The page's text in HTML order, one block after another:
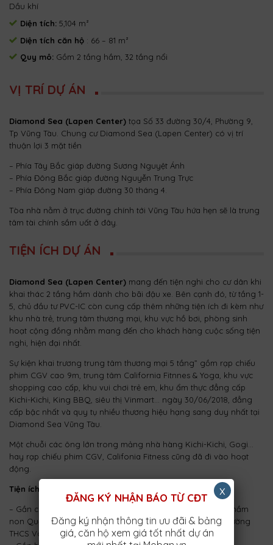
Dầu khí
Diện tích: 5,104 m²
Diện tích căn hộ : 66 – 81 m²
Quy mô: Gồm 2 tầng hầm, 32 tầng nổi
VỊ TRÍ DỰ ÁN
Diamond Sea (Lapen Center) tọa Số 33 đường 30/4, Phường 9,
Tp Vũng Tàu. Chung cư Diamond Sea (Lapen Center) có vị trí
thuận lợi 3 mặt tiền
– Phía Tây Bắc giáp đường Sương Nguyệt Ánh
– Phía Đông Bắc giáp đường Nguyễn Trung Trực
– Phía Đông Nam giáp đường 30 tháng 4.
Tòa nhà nằm ở trục đường chính tới Vũng Tàu hứa hẹn sẽ là trung
tâm tài chính sầm uất ở đây.
TIỆN ÍCH DỰ ÁN
Diamond Sea (Lapen Center) mang đến tiện nghi cho cư dân khi
khai thác 2 tầng hầm dành cho bãi đậu xe. Bên cạnh đó, từ tầng 1-
5, chủ đầu tư PVC-IC còn cung cấp thêm những tiện ích đi kèm như
khu nhà trẻ, trung tâm thương mại, khu vực hồ bơi, phòng sinh
hoạt cộng đồng nhằm mang đến cho khách hàng cuộc sống tiện
nghi, hiện đại nhất.
Sự kiện khai trương trung tâm thương mại 5 tầng” gồm rạp chiếu
phim CGV cao 9m, trung tâm California Fitnnes & Yoga, khu vực
shopping cao cấp, khu vui chơi trẻ em, khu ẩm thực đẳng cấp
Kichi-Kichi, King BBQ, siêu thị Vinmart… ngày 30/06/2018, đẳng
cấp bậc nhất và quy tụ nhiều thương hiệu hạng sang duy nhất tại
Diamond Sea Vũng Tàu.
Một chuỗi các ông lớn trong mảng nhà hàng Kichi-Kichi, Gogi…
hay rạp chiếu phim CGV, Califonia Fitness cũng đã đi vào hoạt
động.
Tiện ích ngoại khu
– Gần các hệ thống giáo dục, các trường học như Trường mầm
non Quốc tế Singapore, Trường THPT Trần Nguyên Hãn, Trường
THCS Võ Trường Toản, Trường cao đẳng Dầu khí…
ĐĂNG KÝ NHẬN BÁO TỪ CĐT
Đăng ký nhận thông tin ưu đãi & bảng
giá, căn hộ xem giá tốt nhất dự án
x